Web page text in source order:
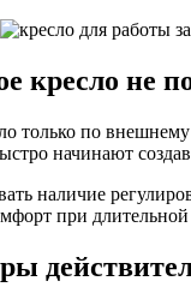
кресло не
только по внешнему
начинают
наличие
при длительной